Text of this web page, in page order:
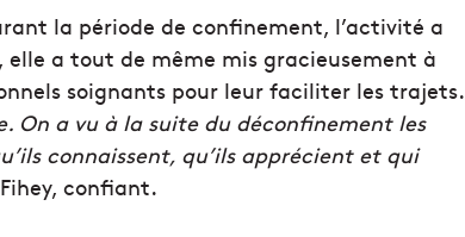
la période de confinement, l’activité a
a tout de même mis gracieusement à
soignants pour leur faciliter les trajets.
On a vu à la suite du déconfinement les
connaissent, qu’ils apprécient et qui
confiant.